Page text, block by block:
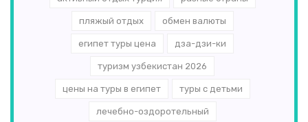
пляжый отдых обмен валюты
египет туры цена дза-дзи-ки
туризм узбекистан 2026
цены на туры в египет туры с детьми
лечебно-оздоротельный